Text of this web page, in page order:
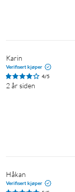
Karin
Verifisert kjøper
4/5
2 år siden
Håkan
Verifisert kjøper